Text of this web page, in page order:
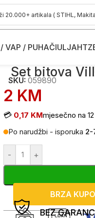
VAP / PUHAČIULJAHTZ
059890 PZ1 25mm 2
Set bitova
SKU: 059890
2 KM
💳 0,17 KMmjesečno na
Po narudžbi - isporuka 2-
- +
BRZA
BEZ